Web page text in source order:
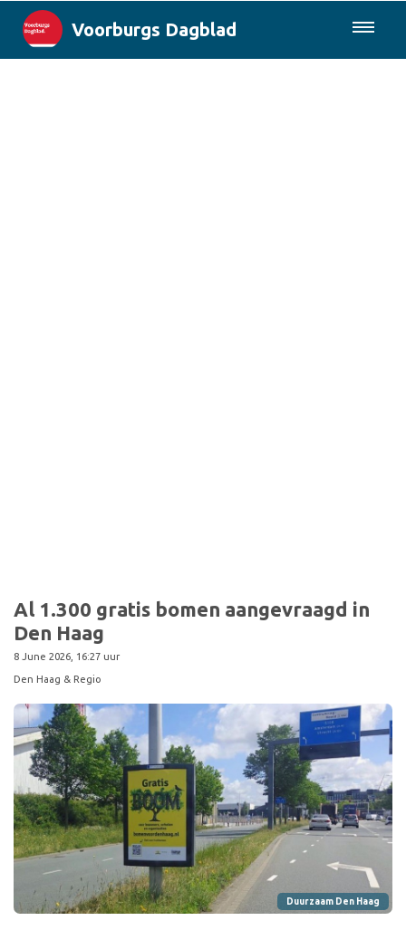
Voorburgs Dagblad
Al 1.300 gratis bomen aangevraagd in
Den Haag
8 June 2026, 16:27 uur
Den Haag & Regio
Duurzaam Den Haag